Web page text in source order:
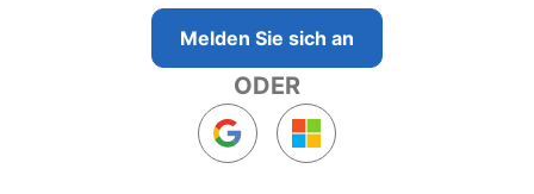
Melden Sie sich an
ODER